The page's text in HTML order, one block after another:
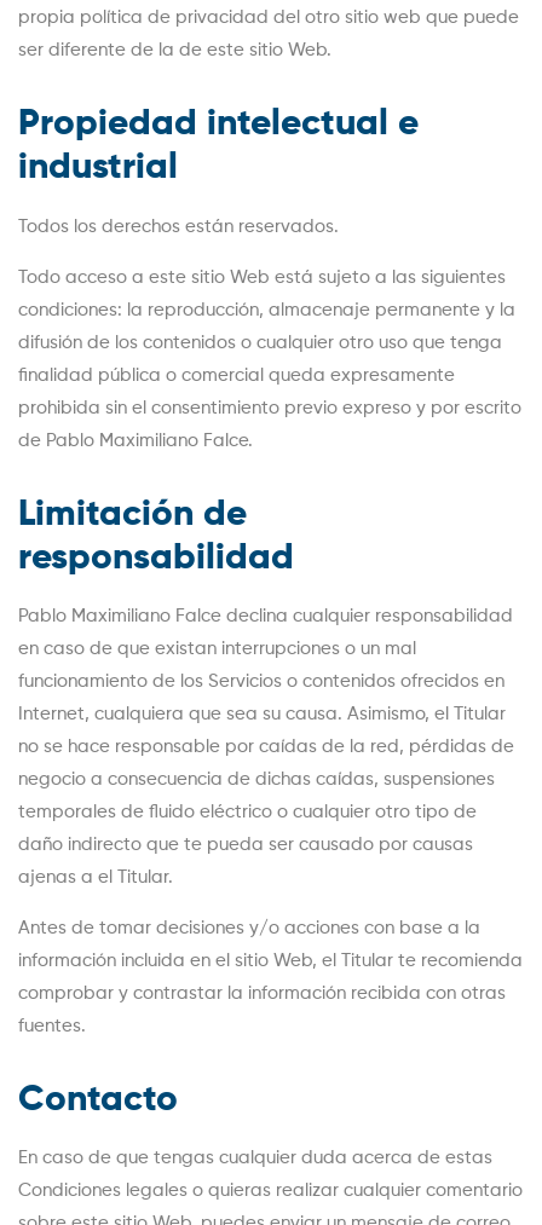
propia política de privacidad del otro sitio web que puede
ser diferente de la de este sitio Web.
Propiedad intelectual e
industrial
Todos los derechos están reservados.
Todo acceso a este sitio Web está sujeto a las siguientes
condiciones: la reproducción, almacenaje permanente y la
difusión de los contenidos o cualquier otro uso que tenga
finalidad pública o comercial queda expresamente
prohibida sin el consentimiento previo expreso y por escrito
de Pablo Maximiliano Falce.
Limitación de
responsabilidad
Pablo Maximiliano Falce declina cualquier responsabilidad
en caso de que existan interrupciones o un mal
funcionamiento de los Servicios o contenidos ofrecidos en
Internet, cualquiera que sea su causa. Asimismo, el Titular
no se hace responsable por caídas de la red, pérdidas de
negocio a consecuencia de dichas caídas, suspensiones
temporales de fluido eléctrico o cualquier otro tipo de
daño indirecto que te pueda ser causado por causas
ajenas a el Titular.
Antes de tomar decisiones y/o acciones con base a la
información incluida en el sitio Web, el Titular te recomienda
comprobar y contrastar la información recibida con otras
fuentes.
Contacto
En caso de que tengas cualquier duda acerca de estas
Condiciones legales o quieras realizar cualquier comentario